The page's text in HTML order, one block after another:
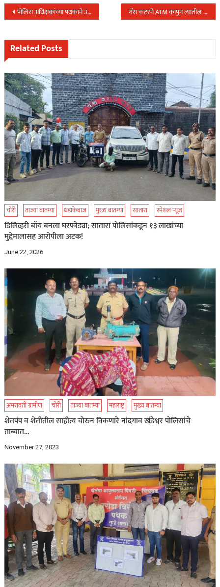
Post
navigation
पोलिस अधिक्षकांच्या पथकाने उमरगा पोलिस स्टेशन हद्दीत जुगार अड्ड्यावर टाकली धाड… गॅस कटरने ATM कापुन त्यातील रोकड लंपास करणाऱ्या आंतरराज्यीय टोळीस नागपुर(ग्रामीण) LCB ने केली अटक…
Related Posts
चोरी ताज्या बातम्या धडाकेबाज मुख्य बातम्या सातारा स्पेशल न्यूज
डिलिव्हरी बॉय बनला घरफोड्या; सातारा पोलिसांकडून १३ लाखांच्या
मुद्देमालासह आरोपीला अटक!
June 22, 2026
अमरावती ग्रामीण चोरी ताज्या बातम्या महाराष्ट्र मुख्य बातम्या
शेतपंप व शेतीतील साहीत्य चोरुन विकणारे नांदगाव खंडेश्वर पोलिसांचे
ताब्यात…
November 27, 2023